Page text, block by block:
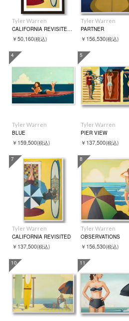
Tyler Warren
CALIFORNIA REVISITED（シリアルNO入）
￥50,160(税込)
Tyler Warren
PARTNER
￥156,530(税込)
4
Tyler Warren
BLUE
￥159,500(税込)
5
Tyler Warren
PIER VIEW
￥137,500(税込)
7
Tyler Warren
CALIFORNIA REVISITED
￥137,500(税込)
8
Tyler Warren
OBSERVATIONS
￥156,530(税込)
10 11